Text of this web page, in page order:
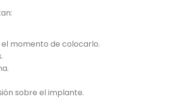
momento de colocarlo.
sobre el implante.